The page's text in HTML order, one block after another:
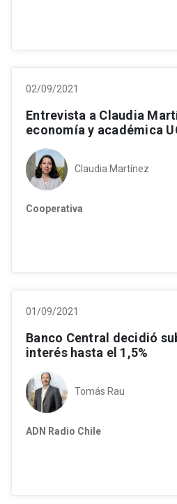
02/09/2021
Entrevista a Claudia
economía y académica
Claudia Martínez
Cooperativa
01/09/2021
Banco Central decidió
interés hasta el 1,5%
Tomás Rau
ADN Radio Chile